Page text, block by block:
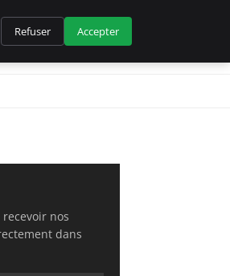
nos
dans
Refuser Accepter